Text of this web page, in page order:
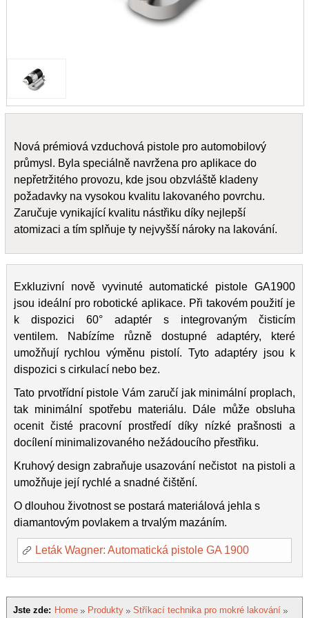
Nová prémiová vzduchová pistole pro automobilový
průmysl. Byla speciálně navržena pro aplikace do
nepřetržitého provozu, kde jsou obzvláště kladeny
požadavky na vysokou kvalitu lakovaného povrchu.
Zaručuje vynikající kvalitu nástřiku díky nejlepší
atomizaci a tím splňuje ty nejvyšší nároky na lakování.
Exkluzivní nově vyvinuté automatické pistole GA1900
jsou ideální pro robotické aplikace. Při takovém použití je
k dispozici 60° adaptér s integrovaným čisticím
ventilem. Nabízíme různě dostupné adaptéry, které
umožňují rychlou výměnu pistolí. Tyto adaptéry jsou k
dispozici s cirkulací nebo bez.
Tato prvotřídní pistole Vám zaručí jak minimální proplach,
tak minimální spotřebu materiálu. Dále může obsluha
ocenit čisté pracovní prostředí díky nízké prašnosti a
docílení minimalizovaného nežádoucího přestřiku.
Kruhový design zabraňuje usazování nečistot na pistoli a
umožňuje její rychlé a snadné čištění.
O dlouhou životnost se postará materiálová jehla s
diamantovým povlakem a trvalým mazáním.
Leták Wagner: Automatická pistole GA 1900
Jste zde: Home Produkty Stříkací technika pro mokré lakování